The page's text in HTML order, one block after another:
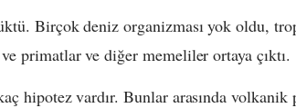
Birçok deniz organizması yok oldu,
primatlar ve diğer memeliler ortaya çıktı.
hipotez vardır. Bunlar arasında